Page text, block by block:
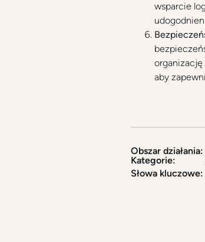
wsparcie
organizację
aby
Obszar działania:
Kategorie:
Słowa kluczowe: